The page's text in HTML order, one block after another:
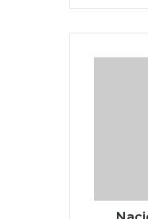
s
o